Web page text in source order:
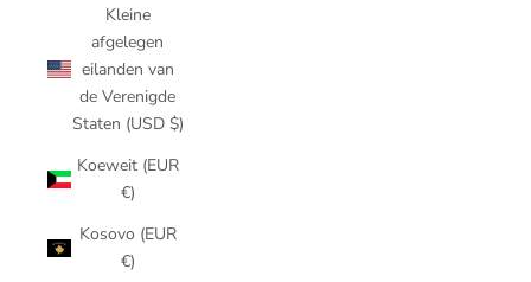
Kleine
afgelegen
eilanden van
de Verenigde
Staten (USD $)
Koeweit (EUR
€)
Kosovo (EUR
€)